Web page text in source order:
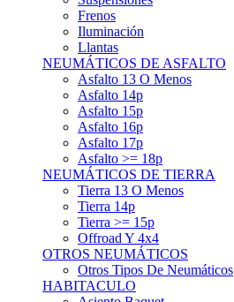
Frenos
Iluminación
Llantas
NEUMÁTICOS DE ASFALTO
Asfalto 13 O Menos
Asfalto 14p
Asfalto 15p
Asfalto 16p
Asfalto 17p
Asfalto >= 18p
NEUMÁTICOS DE TIERRA
Tierra 13 O Menos
Tierra 14p
Tierra >= 15p
Offroad Y 4x4
OTROS NEUMÁTICOS
Otros Tipos De Neumáticos
HABITACULO